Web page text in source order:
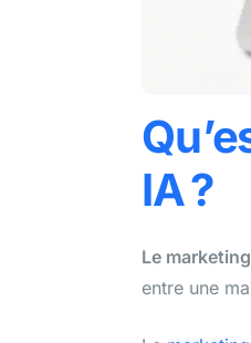
IA ?
Le
entre une